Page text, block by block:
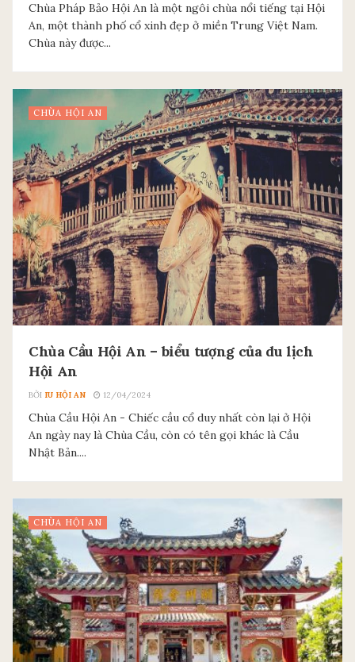
Chùa Pháp Bảo Hội An là một ngôi chùa nổi tiếng tại Hội
An, một thành phố cổ xinh đẹp ở miền Trung Việt Nam.
Chùa này được...
CHÙA HỘI AN
Chùa Cầu Hội An – biểu tượng của du lịch
Hội An
BỞI IU HỘI AN 12/04/2024
Chùa Cầu Hội An - Chiếc cầu cổ duy nhất còn lại ở Hội
An ngày nay là Chùa Cầu, còn có tên gọi khác là Cầu
Nhật Bản....
CHÙA HỘI AN